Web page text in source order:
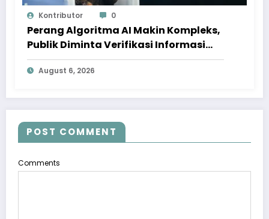
Kontributor 0
Perang Algoritma AI Makin Kompleks,
Publik Diminta Verifikasi Informasi
Digital
August 6, 2026
POST COMMENT
Comments